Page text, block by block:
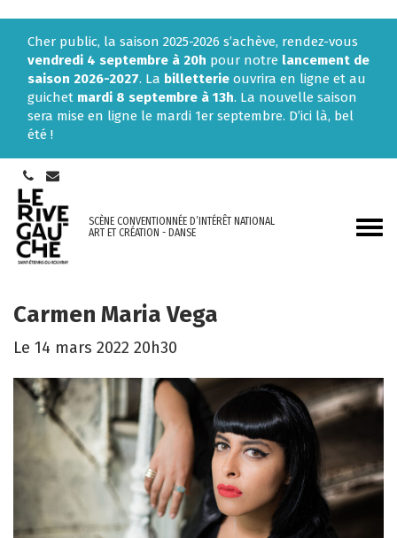
Cher public, la saison 2025-2026 s’achève, rendez-vous
vendredi 4 septembre à 20h pour notre lancement de
saison 2026-2027. La billetterie ouvrira en ligne et au
guichet mardi 8 septembre à 13h. La nouvelle saison
sera mise en ligne le mardi 1er septembre. D’ici là, bel
été !
Aller
SCÈNE CONVENTIONNÉE D’INTÉRÊT NATIONAL
ART ET CRÉATION - DANSE
Carmen Maria Vega
Le 14 mars 2022 20h30